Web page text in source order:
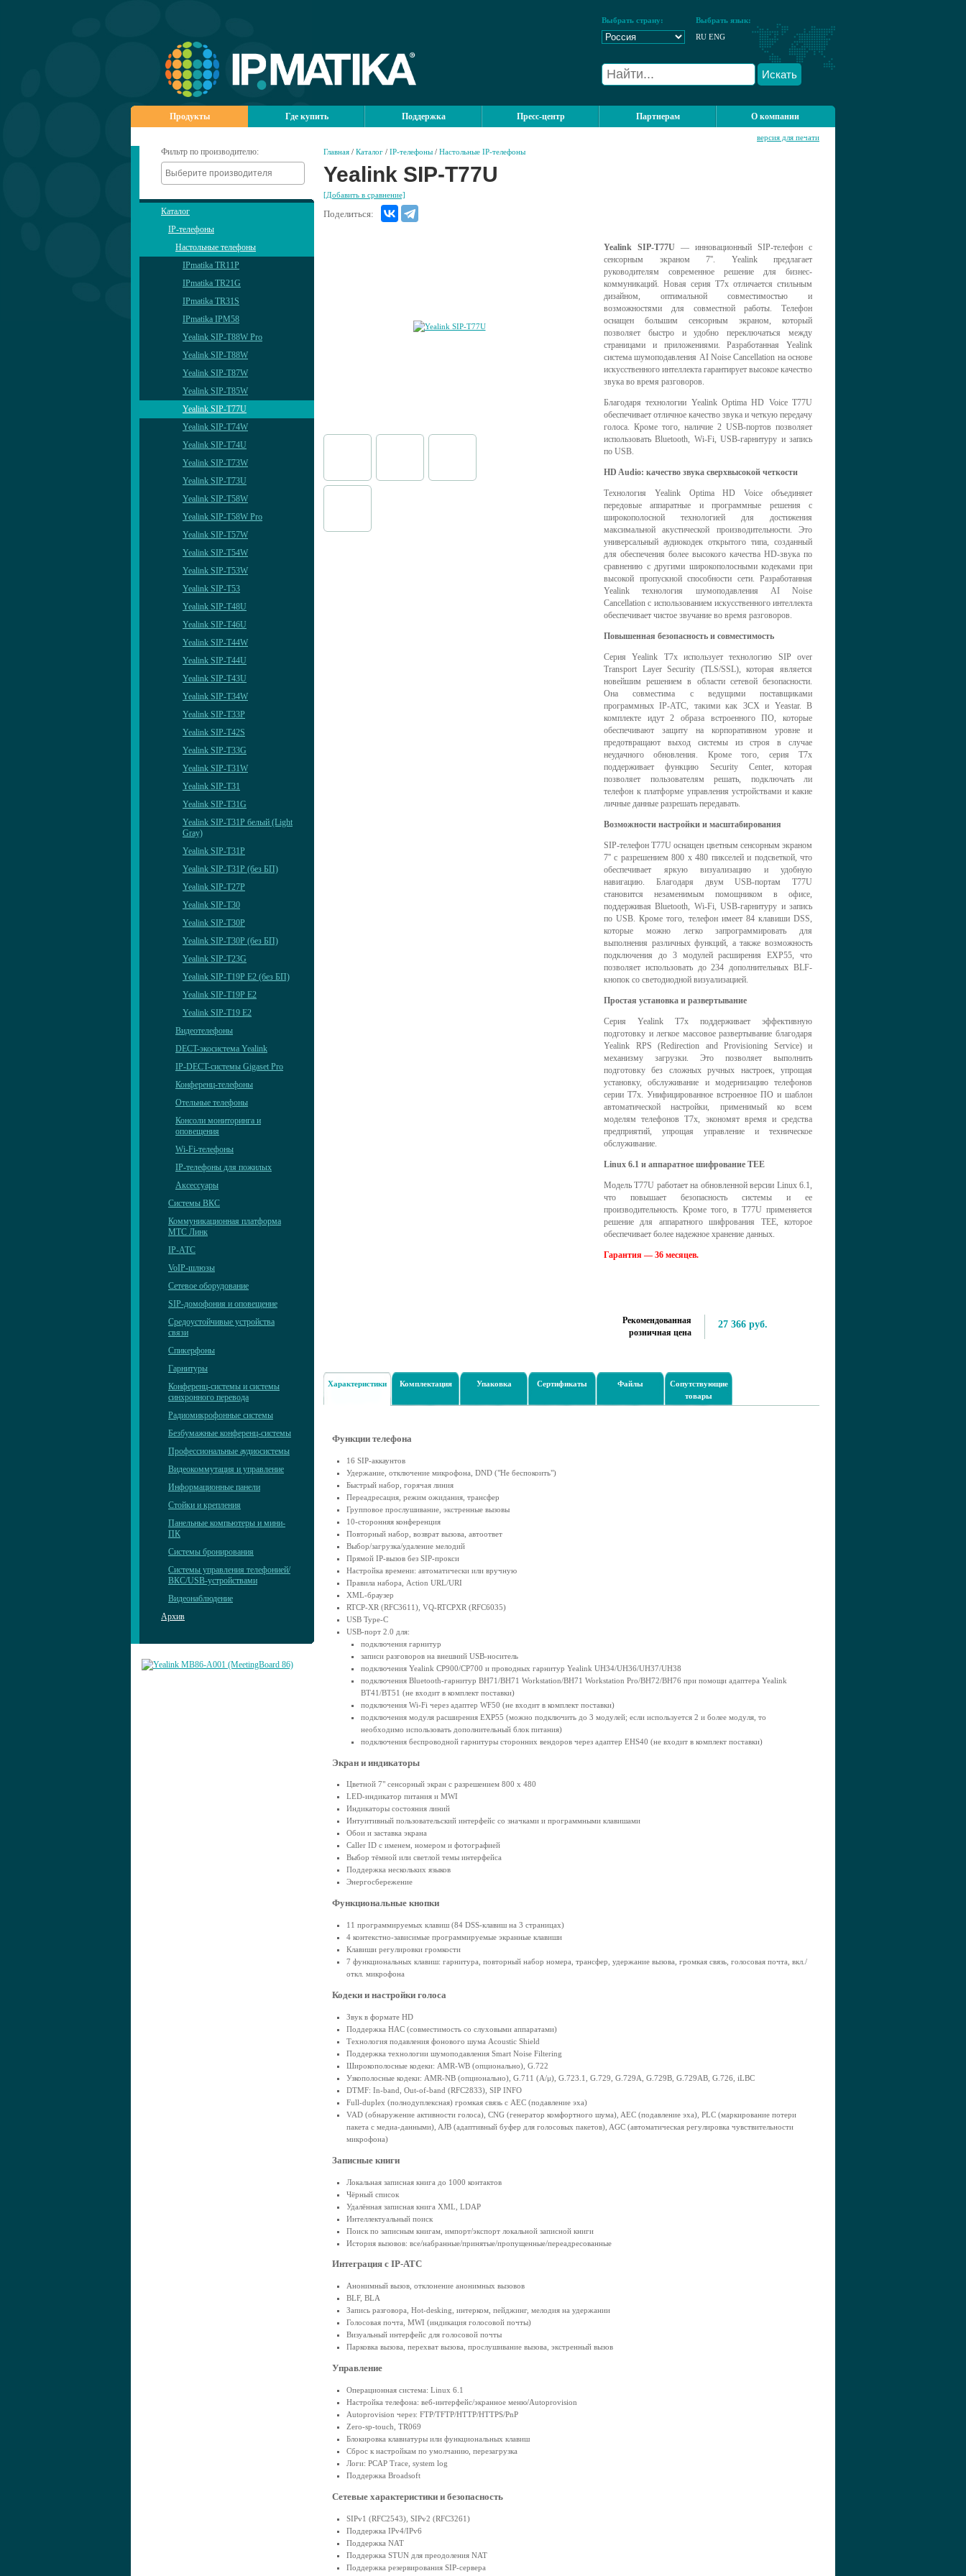
Выбрать страну:
Выбрать язык:
RU ENG
Искать
Продукты Где купить Поддержка Пресс-центр Партнерам О компании
Фильтр по производителю:
Каталог
IP-телефоны
Настольные телефоны
IPmatika TR11P
IPmatika TR21G
IPmatika TR31S
IPmatika IPM58
Yealink SIP-T88W Pro
Yealink SIP-T88W
Yealink SIP-T87W
Yealink SIP-T85W
Yealink SIP-T77U
Yealink SIP-T74W
Yealink SIP-T74U
Yealink SIP-T73W
Yealink SIP-T73U
Yealink SIP-T58W
Yealink SIP-T58W Pro
Yealink SIP-T57W
Yealink SIP-T54W
Yealink SIP-T53W
Yealink SIP-T53
Yealink SIP-T48U
Yealink SIP-T46U
Yealink SIP-T44W
Yealink SIP-T44U
Yealink SIP-T43U
Yealink SIP-T34W
Yealink SIP-T33P
Yealink SIP-T42S
Yealink SIP-T33G
Yealink SIP-T31W
Yealink SIP-T31
Yealink SIP-T31G
Yealink SIP-T31P белый (Light
Gray)
Yealink SIP-T31P
Yealink SIP-T31P (без БП)
Yealink SIP-T27P
Yealink SIP-T30
Yealink SIP-T30P
Yealink SIP-T30P (без БП)
Yealink SIP-T23G
Yealink SIP-T19P E2 (без БП)
Yealink SIP-T19P E2
Yealink SIP-T19 E2
Видеотелефоны
DECT-экосистема Yealink
IP-DECT-системы Gigaset Pro
Конференц-телефоны
Отельные телефоны
Консоли мониторинга и
оповещения
Wi-Fi-телефоны
IP-телефоны для пожилых
Аксессуары
Системы ВКС
Коммуникационная платформа
МТС Линк
IP-АТС
VoIP-шлюзы
Сетевое оборудование
SIP-домофония и оповещение
Средоустойчивые устройства
связи
Спикерфоны
Гарнитуры
Конференц-системы и системы
синхронного перевода
Радиомикрофонные системы
Безбумажные конференц-системы
Профессиональные аудиосистемы
Видеокоммутация и управление
Информационные панели
Стойки и крепления
Панельные компьютеры и мини-
ПК
Системы бронирования
Системы управления телефонией/
ВКС/USB-устройствами
Видеонаблюдение
Архив
Главная / Каталог / IP-телефоны / Настольные IP-телефоны
версия для печати
Yealink SIP-T77U
[Добавить в сравнение]
Поделиться:
Yealink SIP-T77U — инновационный SIP-телефон с
сенсорным экраном 7''. Yealink предлагает
руководителям современное решение для бизнес-
коммуникаций. Новая серия T7x отличается стильным
дизайном, оптимальной совместимостью и
возможностями для совместной работы. Телефон
оснащен большим сенсорным экраном, который
позволяет быстро и удобно переключаться между
страницами и приложениями. Разработанная Yealink
система шумоподавления AI Noise Сancellation на основе
искусственного интеллекта гарантирует высокое качество
звука во время разговоров.
Благодаря технологии Yealink Optima HD Voice T77U
обеспечивает отличное качество звука и четкую передачу
голоса. Кроме того, наличие 2 USB-портов позволяет
использовать Bluetooth, Wi-Fi, USB-гарнитуру и запись
по USB.
HD Audio: качество звука сверхвысокой четкости
Технология Yealink Optima HD Voice объединяет
передовые аппаратные и программные решения с
широкополосной технологией для достижения
максимальной акустической производительности. Это
универсальный аудиокодек открытого типа, созданный
для обеспечения более высокого качества HD-звука по
сравнению с другими широкополосными кодеками при
высокой пропускной способности сети. Разработанная
Yealink технология шумоподавления AI Noise
Cancellation с использованием искусственного интеллекта
обеспечивает чистое звучание во время разговоров.
Повышенная безопасность и совместимость
Серия Yealink T7x использует технологию SIP over
Transport Layer Security (TLS/SSL), которая является
новейшим решением в области сетевой безопасности.
Она совместима с ведущими поставщиками
программных IP-АТС, такими как 3CX и Yeastar. В
комплекте идут 2 образа встроенного ПО, которые
обеспечивают защиту на корпоративном уровне и
предотвращают выход системы из строя в случае
неудачного обновления. Кроме того, серия T7x
поддерживает функцию Security Center, которая
позволяет пользователям решать, подключать ли
телефон к платформе управления устройствами и какие
личные данные разрешать передавать.
Возможности настройки и масштабирования
SIP-телефон T77U оснащен цветным сенсорным экраном
7'' с разрешением 800 x 480 пикселей и подсветкой, что
обеспечивает яркую визуализацию и удобную
навигацию. Благодаря двум USB-портам T77U
становится незаменимым помощником в офисе,
поддерживая Bluetooth, Wi-Fi, USB-гарнитуру и запись
по USB. Кроме того, телефон имеет 84 клавиши DSS,
которые можно легко запрограммировать для
выполнения различных функций, а также возможность
подключения до 3 модулей расширения EXP55, что
позволяет использовать до 234 дополнительных BLF-
кнопок со светодиодной визуализацией.
Простая установка и развертывание
Серия Yealink T7x поддерживает эффективную
подготовку и легкое массовое развертывание благодаря
Yealink RPS (Redirection and Provisioning Service) и
механизму загрузки. Это позволяет выполнить
подготовку без сложных ручных настроек, упрощая
установку, обслуживание и модернизацию телефонов
серии T7x. Унифицированное встроенное ПО и шаблон
автоматической настройки, применимый ко всем
моделям телефонов T7x, экономят время и средства
предприятий, упрощая управление и техническое
обслуживание.
Linux 6.1 и аппаратное шифрование TEE
Модель T77U работает на обновленной версии Linux 6.1,
что повышает безопасность системы и ее
производительность. Кроме того, в T77U применяется
решение для аппаратного шифрования TEE, которое
обеспечивает более надежное хранение данных.
Гарантия — 36 месяцев.
Рекомендованная
розничная цена
27 366 руб.
Характеристики Комплектация Упаковка Сертификаты Файлы
Сопутствующие
товары
Функции телефона
16 SIP-аккаунтов
Удержание, отключение микрофона, DND ("Не беспокоить")
Быстрый набор, горячая линия
Переадресация, режим ожидания, трансфер
Групповое прослушивание, экстренные вызовы
10-сторонняя конференция
Повторный набор, возврат вызова, автоответ
Выбор/загрузка/удаление мелодий
Прямой IP-вызов без SIP-прокси
Настройка времени: автоматически или вручную
Правила набора, Action URL/URI
XML-браузер
RTCP-XR (RFC3611), VQ-RTCPXR (RFC6035)
USB Type-C
USB-порт 2.0 для:
подключения гарнитур
записи разговоров на внешний USB-носитель
подключения Yealink CP900/CP700 и проводных гарнитур Yealink UH34/UH36/UH37/UH38
подключения Bluetooth-гарнитур BH71/BH71 Workstation/BH71 Workstation Pro/BH72/BH76 при помощи адаптера Yealink
BT41/BT51 (не входит в комплект поставки)
подключения Wi-Fi через адаптер WF50 (не входит в комплект поставки)
подключения модуля расширения EXP55 (можно подключить до 3 модулей; если используется 2 и более модуля, то
необходимо использовать дополнительный блок питания)
подключения беспроводной гарнитуры сторонних вендоров через адаптер EHS40 (не входит в комплект поставки)
Экран и индикаторы
Цветной 7" сенсорный экран с разрешением 800 х 480
LED-индикатор питания и MWI
Индикаторы состояния линий
Интуитивный пользовательский интерфейс со значками и программными клавишами
Обои и заставка экрана
Caller ID с именем, номером и фотографией
Выбор тёмной или светлой темы интерфейса
Поддержка нескольких языков
Энергосбережение
Функциональные кнопки
11 программируемых клавиш (84 DSS-клавиш на 3 страницах)
4 контекстно-зависимые программируемые экранные клавиши
Клавиши регулировки громкости
7 функциональных клавиш: гарнитура, повторный набор номера, трансфер, удержание вызова, громкая связь, голосовая почта, вкл./
откл. микрофона
Кодеки и настройки голоса
Звук в формате HD
Поддержка HAC (совместимость со слуховыми аппаратами)
Технология подавления фонового шума Acoustic Shield
Поддержка технологии шумоподавления Smart Noise Filtering
Широкополосные кодеки: AMR-WB (опционально), G.722
Узкополосные кодеки: AMR-NB (опционально), G.711 (A/μ), G.723.1, G.729, G.729A, G.729B, G.729AB, G.726, iLBC
DTMF: In-band, Out-of-band (RFC2833), SIP INFO
Full-duplex (полнодуплексная) громкая связь с AEC (подавление эха)
VAD (обнаружение активности голоса), CNG (генератор комфортного шума), AEC (подавление эха), PLC (маркирование потери
пакета с медиа-данными), AJB (адаптивный буфер для голосовых пакетов), AGC (автоматическая регулировка чувствительности
микрофона)
Записные книги
Локальная записная книга до 1000 контактов
Чёрный список
Удалённая записная книга XML, LDAP
Интеллектуальный поиск
Поиск по записным книгам, импорт/экспорт локальной записной книги
История вызовов: все/набранные/принятые/пропущенные/переадресованные
Интеграция с IP-АТС
Анонимный вызов, отклонение анонимных вызовов
BLF, BLA
Запись разговора, Hot-desking, интерком, пейджинг, мелодия на удержании
Голосовая почта, MWI (индикация голосовой почты)
Визуальный интерфейс для голосовой почты
Парковка вызова, перехват вызова, прослушивание вызова, экстренный вызов
Управление
Операционная система: Linux 6.1
Настройка телефона: веб-интерфейс/экранное меню/Autoprovision
Autoprovision через: FTP/TFTP/HTTP/HTTPS/PnP
Zero-sp-touch, TR069
Блокировка клавиатуры или функциональных клавиш
Сброс к настройкам по умолчанию, перезагрузка
Логи: PCAP Trace, system log
Поддержка Broadsoft
Сетевые характеристики и безопасность
SIPv1 (RFC2543), SIPv2 (RFC3261)
Поддержка IPv4/IPv6
Поддержка NAT
Поддержка STUN для преодоления NAT
Поддержка резервирования SIP-сервера